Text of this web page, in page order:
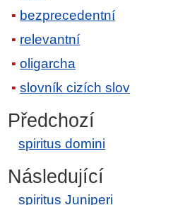
bezprecedentní
relevantní
oligarcha
slovník cizích slov
Předchozí
spiritus domini
Následující
spiritus Juniperi